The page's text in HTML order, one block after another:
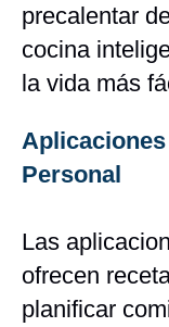
precalentar
cocina
la vida más
Personal
Las
ofrecen
planificar